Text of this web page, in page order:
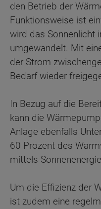
den Betrieb der
Funktionsweise ist
wird das Sonnenlicht
umgewandelt. Mit
der Strom
Bedarf wieder
In Bezug auf die
kann die
Anlage ebenfalls
60 Prozent des
mittels
Um die Effizienz der
ist zudem eine